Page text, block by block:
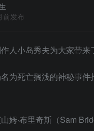
前发布
人小岛秀夫为大家带
为死亡搁浅的神秘事
姆·布里奇斯（Sam